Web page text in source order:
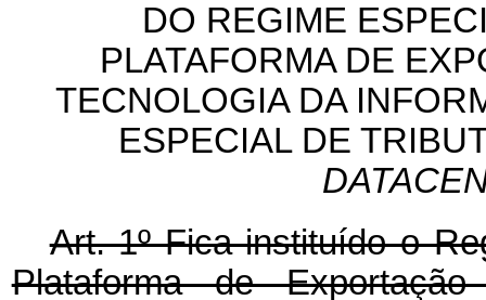
DO REGIME
PLATAFORMA DE
TECNOLOGIA DA
ESPECIAL DE
Art. 1º Fica instituído o
Plataforma de